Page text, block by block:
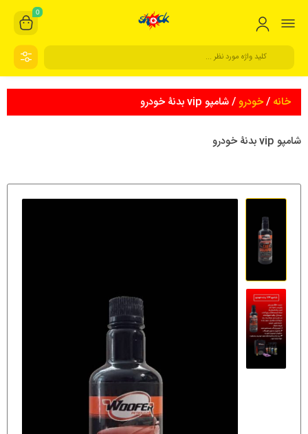
0
خانه /خودرو/ شامپو vip بدنۀ خودرو
شامپو vip بدنۀ خودرو